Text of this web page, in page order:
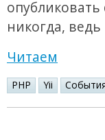
никогда, ведь
Читаем
PHP Yii